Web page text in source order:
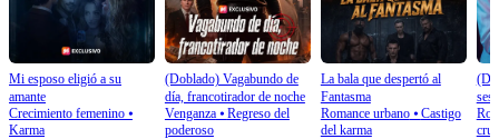
Mi esposo eligió a su
amante
Crecimiento femenino ⦁
Karma
(Doblado) Vagabundo de
día, francotirador de noche
Venganza⦁ Regreso del
poderoso
La bala que despertó al
Fantasma
Romance urbano⦁ Castigo
del karma